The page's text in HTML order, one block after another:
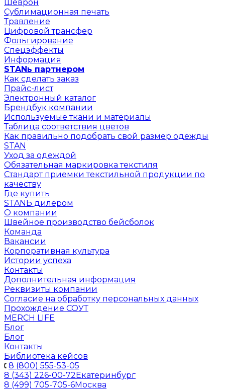
Шеврон
Сублимационная печать
Травление
Цифровой трансфер
Фольгирование
Спецэффекты
Информация
STANь партнером
Как сделать заказ
Прайс-лист
Электронный каталог
Брендбук компании
Используемые ткани и материалы
Таблица соответствия цветов
Как правильно подобрать свой размер одежды
STAN
Уход за одеждой
Обязательная маркировка текстиля
Стандарт приемки текстильной продукции по
качеству
Где купить
STANЬ дилером
О компании
Швейное производство бейсболок
Команда
Вакансии
Корпоративная культура
Истории успеха
Контакты
Дополнительная информация
Реквизиты компании
Согласие на обработку персональных данных
Прохождение СОУТ
MERCH LIFE
Блог
Блог
Контакты
Библиотека кейсов
8 (800) 555-53-05
8 (343) 226-00-72Екатеринбург
8 (499) 705-705-6Москва